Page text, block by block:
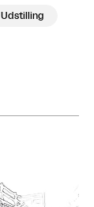
Udstilling